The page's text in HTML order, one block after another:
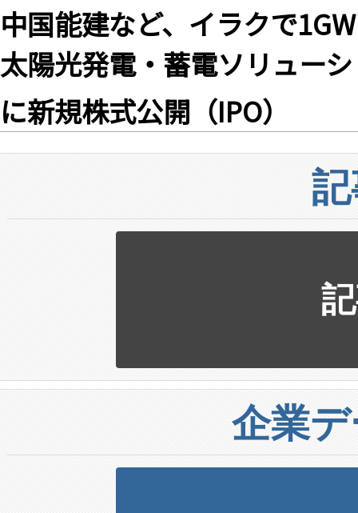
中国能建など、イラクで
太陽光発電・蓄電ソリュー
に新規株式公開（IPO）
企業